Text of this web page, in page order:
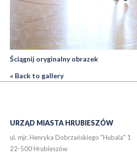
Ściągnij oryginalny obrazek
« Back to gallery
URZĄD MIASTA HRUBIESZÓW
ul. mjr. Henryka Dobrzańskiego "Hubala" 1
22-500 Hrubieszów